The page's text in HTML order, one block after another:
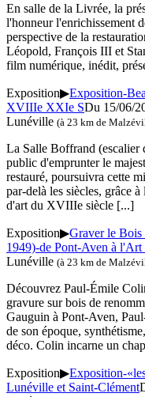
En salle de la Livrée, la
l'honneur l'enrichissement
perspective de la
Léopold, François III et
film numérique, inédit,
Exposition▶Exposition-
XVIIIe XXIe SDu 15/06/
Lunéville (à 23 km de
La Salle Boffrand (escalier
public d'emprunter le
restauré, poursuivra cette
par-delà les siècles, grâce
d'art du XVIIIe siècle [...]
Exposition▶Graver le
1949)-de Pont-Aven à l'Art
Lunéville (à 23 km de
Découvrez Paul-Émile
gravure sur bois de
Gauguin à Pont-Aven,
de son époque,
déco. Colin incarne un
Exposition▶Exposition-
Lunéville et Saint-Clément